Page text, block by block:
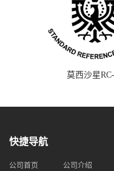
莫西沙星
快捷导航
公司首页 公司介绍